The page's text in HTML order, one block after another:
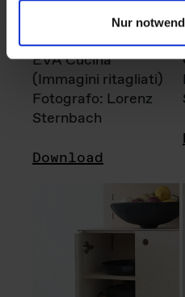
Nur
EVA Cucina
(Immagini ritagliati)
Fotografo: Lorenz
Sternbach
Download